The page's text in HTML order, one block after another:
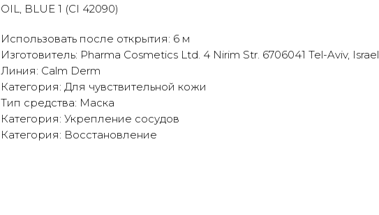
OIL, BLUE 1 (CI 42090)
Использовать после открытия: 6 м
Изготовитель: Pharma Cosmetics Ltd. 4 Nirim Str. 6706041 Tel-Aviv, Israel
Линия: Calm Derm
Категория: Для чувствительной кожи
Тип средства: Маска
Категория: Укрепление сосудов
Категория: Восстановление